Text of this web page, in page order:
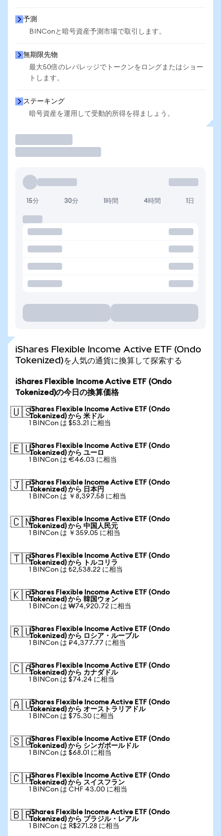
予測
BINConと暗号資産予測市場で取引します。
無期限先物
最大50倍のレバレッジでトークンをロングまたはショー
トします。
ステーキング
暗号資産を運用して受動的所得を得ましょう。
15分 30分 1時間 4時間 1日
iShares Flexible Income Active ETF (Ondo
Tokenized)を人気の通貨に換算して探索する
iShares Flexible Income Active ETF (Ondo
Tokenized)の今日の換算価格
🇺🇸iShares Flexible Income Active ETF (Ondo
Tokenized) から 米ドル
1 BINCon は $53.21 に相当
🇪🇺iShares Flexible Income Active ETF (Ondo
Tokenized) から ユーロ
1 BINCon は €46.03 に相当
🇯🇵iShares Flexible Income Active ETF (Ondo
Tokenized) から 日本円
1 BINCon は ￥8,397.58 に相当
🇨🇳iShares Flexible Income Active ETF (Ondo
Tokenized) から 中国人民元
1 BINCon は ￥359.05 に相当
🇹🇷iShares Flexible Income Active ETF (Ondo
Tokenized) から トルコリラ
1 BINCon は ₺2,538.22 に相当
🇰🇷iShares Flexible Income Active ETF (Ondo
Tokenized) から 韓国ウォン
1 BINCon は ₩74,920.72 に相当
🇷🇺iShares Flexible Income Active ETF (Ondo
Tokenized) から ロシア・ルーブル
1 BINCon は ₽4,377.77 に相当
🇨🇦iShares Flexible Income Active ETF (Ondo
Tokenized) から カナダドル
1 BINCon は $74.24 に相当
🇦🇺iShares Flexible Income Active ETF (Ondo
Tokenized) から オーストラリアドル
1 BINCon は $75.30 に相当
🇸🇬iShares Flexible Income Active ETF (Ondo
Tokenized) から シンガポールドル
1 BINCon は $68.01 に相当
🇨🇭iShares Flexible Income Active ETF (Ondo
Tokenized) から スイスフラン
1 BINCon は CHF 43.00 に相当
🇧🇷iShares Flexible Income Active ETF (Ondo
Tokenized) から ブラジル・レアル
1 BINCon は R$271.28 に相当